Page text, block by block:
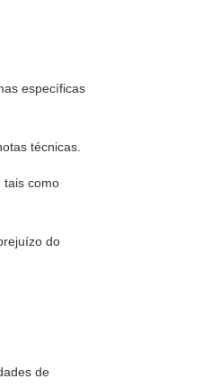
específicas
técnicas.
tais como
do
de